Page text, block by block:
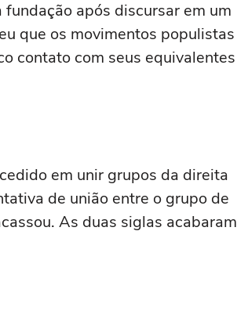
após discursar em um
que os movimentos populistas
contato com seus equivalentes
em unir grupos da direita
de união entre o grupo de
As duas siglas acabaram